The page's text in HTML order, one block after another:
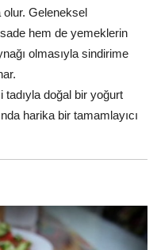
olur. Geleneksel
hem de yemeklerin
olmasıyla sindirime
tadıyla doğal bir yoğurt
harika bir tamamlayıcı